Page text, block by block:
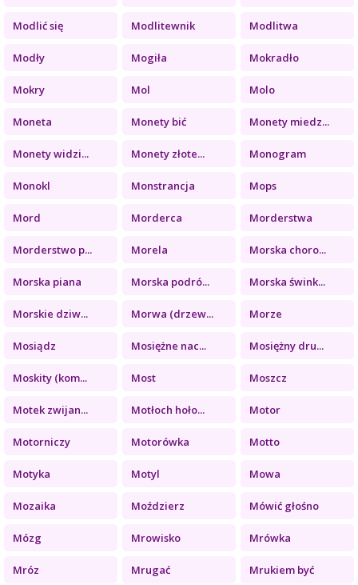
Modlić się Modlitewnik Modlitwa
Modły Mogiła Mokradło
Mokry Mol Molo
Moneta Monety bić Monety miedz...
Monety widzi... Monety złote... Monogram
Monokl Monstrancja Mops
Mord Morderca Morderstwa
Morderstwo p... Morela Morska choro...
Morska piana Morska podró... Morska śwink...
Morskie dziw... Morwa (drzew... Morze
Mosiądz Mosiężne nac... Mosiężny dru...
Moskity (kom... Most Moszcz
Motek zwijan... Motłoch hoło... Motor
Motorniczy Motorówka Motto
Motyka Motyl Mowa
Mozaika Moździerz Mówić głośno
Mózg Mrowisko Mrówka
Mróz Mrugać Mrukiem być